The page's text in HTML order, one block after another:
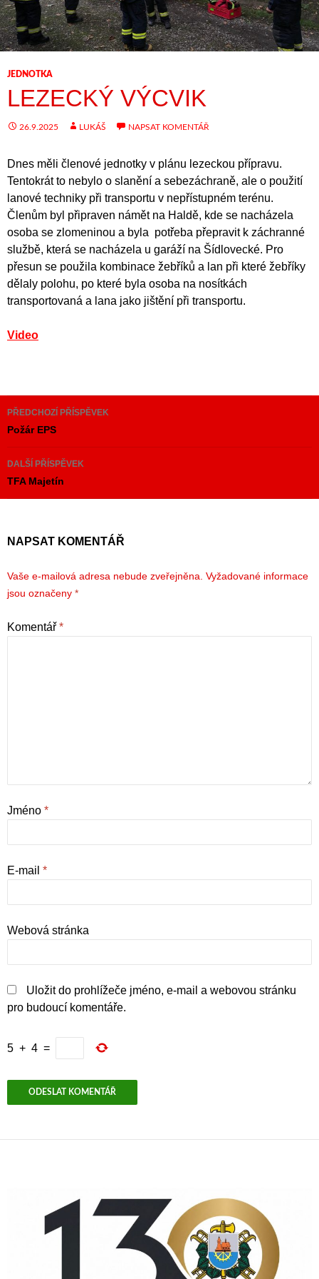
JEDNOTKA
LEZECKÝ VÝCVIK
26.9.2025 LUKÁŠ NAPSAT KOMENTÁŘ
Dnes měli členové jednotky v plánu lezeckou přípravu.
Tentokrát to nebylo o slanění a sebezáchraně, ale o použití
lanové techniky při transportu v nepřístupném terénu.
Členům byl připraven námět na Haldě, kde se nacházela
osoba se zlomeninou a byla potřeba přepravit k záchranné
službě, která se nacházela u garáží na Šídlovecké. Pro
přesun se použila kombinace žebříků a lan při které žebříky
dělaly polohu, po které byla osoba na nosítkách
transportovaná a lana jako jištění při transportu.
Video
Navigace
pro
příspěvky
PŘEDCHOZÍ PŘÍSPĚVEK
Požár EPS
DALŠÍ PŘÍSPĚVEK
TFA Majetín
NAPSAT KOMENTÁŘ
Vaše e-mailová adresa nebude zveřejněna. Vyžadované informace
jsou označeny *
Komentář *
Jméno *
E-mail *
Webová stránka
Uložit do prohlížeče jméno, e-mail a webovou stránku
pro budoucí komentáře.
5 + 4 =